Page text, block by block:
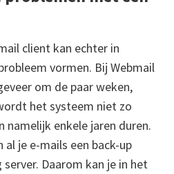
client kan echter in
vormen. Bij Webmail
om de paar weken,
het systeem niet zo
enkele jaren duren.
je e-mails een back-up
Daarom kan je in het